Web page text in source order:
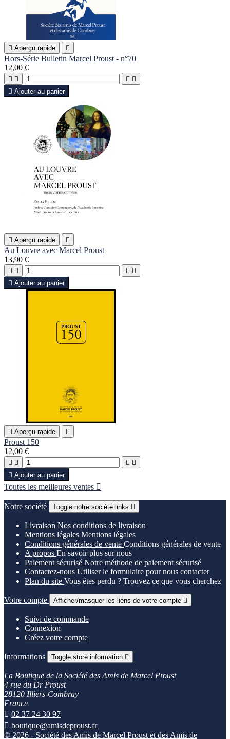
 Aperçu rapide 
Hors-Série Bulletin Marcel Proust - n°70
12,00 €
   
 Ajouter au panier
 Aperçu rapide 
Au Louvre avec Marcel Proust
13,90 €
   
 Ajouter au panier
 Aperçu rapide 
Proust 150
12,00 €
   
 Ajouter au panier
Toutes les meilleures ventes 
Notre société Toggle notre société links 
Livraison Nos conditions de livraison
Mentions légales Mentions légales
Conditions générales de vente Conditions générales de vente
A propos En savoir plus sur nous
Paiement sécurisé Notre méthode de paiement sécurisé
Contactez-nous Utiliser le formulaire pour nous contacter
Plan du site Vous êtes perdu ? Trouvez ce que vous cherchez
Votre compte Afficher/masquer les liens de votre compte 
Suivi de commande
Connexion
Créez votre compte
Informations Toggle store information 
La Boutique de la Société des Amis de Marcel Proust
4 rue du Dr Proust
28120 Illiers-Combray
France
 02 37 24 30 97
 boutique@amisdeproust.fr
© 2026 - Société des Amis de Marcel Proust et des Amis de